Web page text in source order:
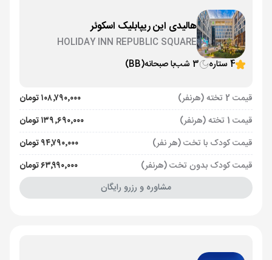
هالیدی این ریپابلیک اسکوئر
HOLIDAY INN REPUBLIC SQUARE
4 ستاره
3 شب با صبحانه(BB)
قیمت 2 تخته (هرنفر)
۱۰۸٬۷۹۰٬۰۰۰ تومان
قیمت 1 تخته (هرنفر)
۱۳۹٬۶۹۰٬۰۰۰ تومان
قیمت کودک با تخت (هر نفر)
۹۴٬۷۹۰٬۰۰۰ تومان
قیمت کودک بدون تخت (هرنفر)
۶۳٬۹۹۰٬۰۰۰ تومان
مشاوره و رزرو رایگان